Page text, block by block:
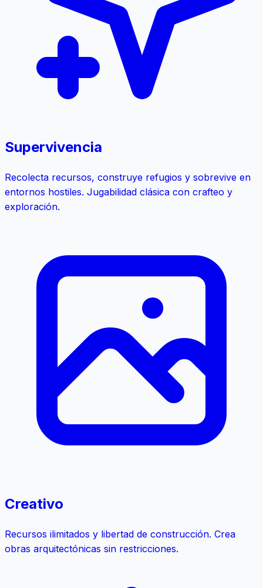
Supervivencia
Recolecta recursos, construye refugios y sobrevive en
entornos hostiles. Jugabilidad clásica con crafteo y
exploración.
Creativo
Recursos ilimitados y libertad de construcción. Crea
obras arquitectónicas sin restricciones.